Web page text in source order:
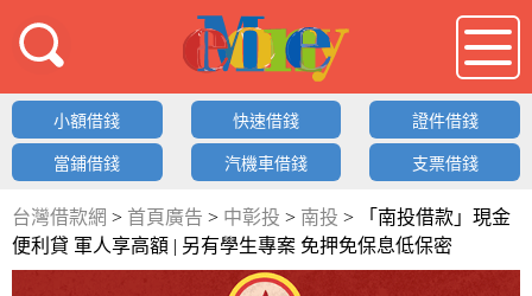
借錢LOGO
小額借錢 快速借錢 證件借錢
當鋪借錢 汽機車借錢 支票借錢
台灣借款網 > 首頁廣告 > 中彰投 > 南投 >
「南投借款」現金
便利貸 軍人享高額 | 另有學生專案 免押免保息低保密